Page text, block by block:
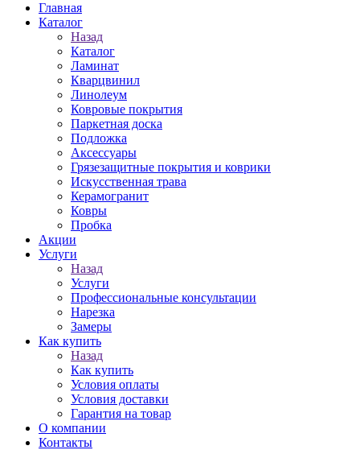
Главная
Каталог
Назад
Каталог
Ламинат
Кварцвинил
Линолеум
Ковровые покрытия
Паркетная доска
Подложка
Аксессуары
Грязезащитные покрытия и коврики
Искусственная трава
Керамогранит
Ковры
Пробка
Акции
Услуги
Назад
Услуги
Профессиональные консультации
Нарезка
Замеры
Как купить
Назад
Как купить
Условия оплаты
Условия доставки
Гарантия на товар
О компании
Контакты